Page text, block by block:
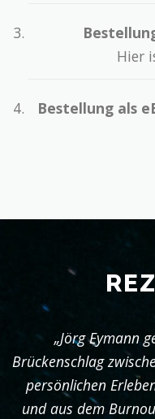
Hier
Bestellung als
„Jörg Eymann
Brückenschlag
persönlichen
und aus dem